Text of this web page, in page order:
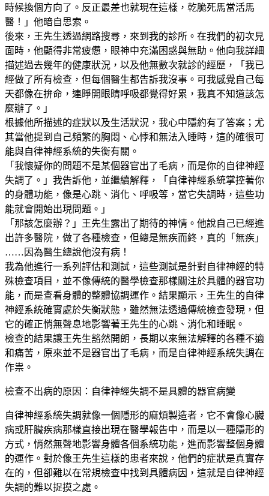
時候換個方向了。反正最差也就現在這樣，乾脆死馬當活馬
醫！」他暗自思索。
後來，王先生透過網路搜尋，來到我的診所。在我們的初次見
面時，他顯得非常疲憊，眼神中充滿困惑與無助。他向我詳細
描述過去幾年的健康狀況，以及他無數次就診的經歷，「我已
經做了所有檢查，但每個醫生都告訴我沒事。可我感覺自己每
天都像在拚命，連睜開眼睛呼吸都覺得好累，我真不知道該怎
麼辦了。」
根據他所描述的症狀以及生活狀況，我心中隱約有了答案；尤
其當他提到自己頻繁的胸悶、心悸和無法入睡時，這的確很可
能與自律神經系統的失衡有關。
「我懷疑你的問題不是某個器官出了毛病，而是你的自律神經
失調了。」我告訴他，並繼續解釋，「自律神經系統掌控著你
的身體功能，像是心跳、消化、呼吸等，當它失調時，這些功
能就會開始出現問題。」
「那該怎麼辦？」王先生露出了期待的神情。他說自己已經進
出許多醫院，做了各種檢查，但總是無疾而終，真的「無疾」
……因為醫生總說他沒有病！
我為他進行一系列評估和測試，這些測試是針對自律神經的特
殊檢查項目，並不像傳統的醫學檢查那樣關注於具體的器官功
能，而是查看身體的整體協調運作。結果顯示，王先生的自律
神經系統確實處於失衡狀態，雖然無法透過傳統檢查發現，但
它的確正悄無聲息地影響著王先生的心跳、消化和睡眠。
檢查的結果讓王先生豁然開朗，長期以來無法解釋的各種不適
和痛苦，原來並不是器官出了毛病，而是自律神經系統失調在
作祟。
檢查不出病的原因：自律神經失調不是具體的器官病變
自律神經系統失調就像一個隱形的麻煩製造者，它不會像心臟
病或肝臟疾病那樣直接出現在醫學報告中，而是以一種隱形的
方式，悄然無聲地影響身體各個系統功能，進而影響整個身體
的運作。對於像王先生這樣的患者來說，他們的症狀是真實存
在的，但卻難以在常規檢查中找到具體病因，這就是自律神經
失調的難以捉摸之處。